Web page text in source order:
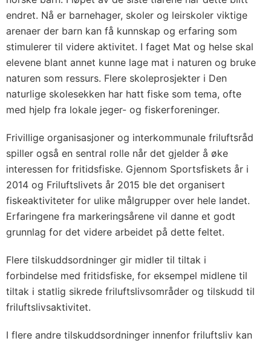
endret. Nå er barnehager, skoler og leirskoler viktige
arenaer der barn kan få kunnskap og erfaring som
stimulerer til videre aktivitet. I faget Mat og helse skal
elevene blant annet kunne lage mat i naturen og bruke
naturen som ressurs. Flere skoleprosjekter i Den
naturlige skolesekken har hatt fiske som tema, ofte
med hjelp fra lokale jeger- og fiskerforeninger.
Frivillige organisasjoner og interkommunale friluftsråd
spiller også en sentral rolle når det gjelder å øke
interessen for fritidsfiske. Gjennom Sportsfiskets år i
2014 og Friluftslivets år 2015 ble det organisert
fiskeaktiviteter for ulike målgrupper over hele landet.
Erfaringene fra markeringsårene vil danne et godt
grunnlag for det videre arbeidet på dette feltet.
Flere tilskuddsordninger gir midler til tiltak i
forbindelse med fritidsfiske, for eksempel midlene til
tiltak i statlig sikrede friluftslivsområder og tilskudd til
friluftslivsaktivitet.
I flere andre tilskuddsordninger innenfor friluftsliv kan